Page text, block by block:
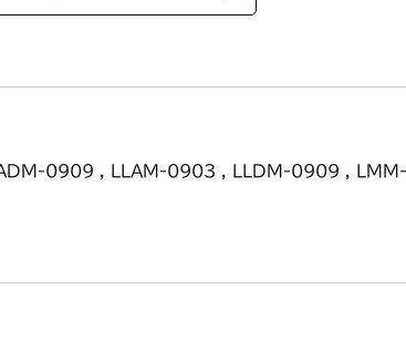
0909 , LLAM-0903 , LLDM-0909 , LMM-